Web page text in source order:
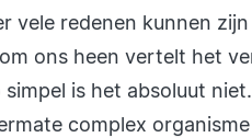
vele redenen kunnen
ons heen vertelt het
is het absoluut
complex